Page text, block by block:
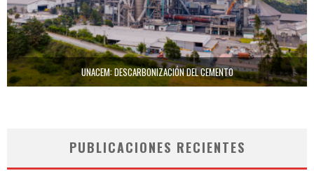
UNACEM: DESCARBONIZACIÓN DEL CEMENTO
PUBLICACIONES RECIENTES